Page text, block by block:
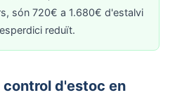
són 720€ a 1.680€ d'estalvi
reduït.
control d'estoc en